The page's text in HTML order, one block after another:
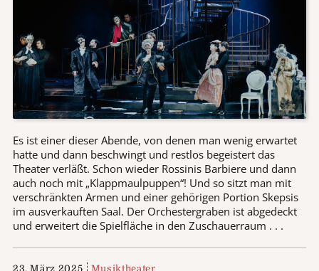
Es ist einer dieser Abende, von denen man wenig erwartet
hatte und dann beschwingt und restlos begeistert das
Theater verläßt. Schon wieder Rossinis Barbiere und dann
auch noch mit „Klappmaulpuppen“! Und so sitzt man mit
verschränkten Armen und einer gehörigen Portion Skepsis
im ausverkauften Saal. Der Orchestergraben ist abgedeckt
und erweitert die Spielfläche in den Zuschauerraum . . .
23. März 2025 Musiktheater